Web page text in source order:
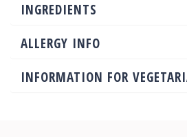
INGREDIENTS
ALLERGY INFO
INFORMATION FOR